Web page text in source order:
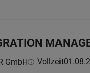
GmbH Vollzeit